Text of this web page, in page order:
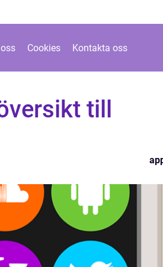
Cookies Kontakta oss
till